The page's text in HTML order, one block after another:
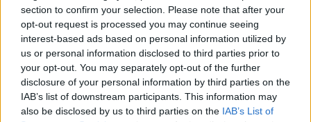
section to confirm your selection. Please note that after your
opt-out request is processed you may continue seeing
interest-based ads based on personal information utilized by
us or personal information disclosed to third parties prior to
your opt-out. You may separately opt-out of the further
disclosure of your personal information by third parties on the
IAB’s list of downstream participants. This information may
also be disclosed by us to third parties on the IAB’s List of
2022/2023. Ponadto Konami stanie się również
oficjalnym partnerem centrum szkoleniowego SSC
Napoli. Tu umowa ma z kolei obowiązywać już od 1
lipca 2021 roku.
Dzięki bliskiej współpracy pomiędzy naszymi dwiema
firmami chcemy dalej umacniać eFootball PES jako